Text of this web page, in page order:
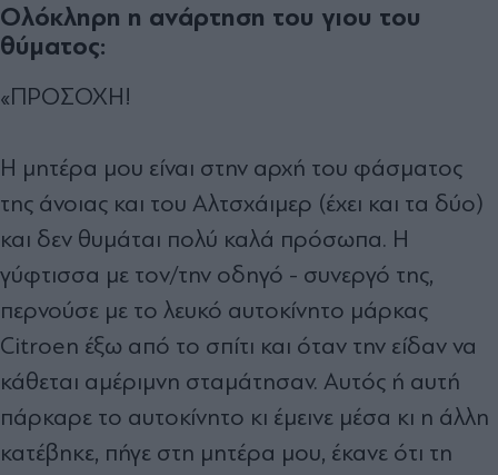
Ολόκληρη η ανάρτηση του γιου του
θύματος:
«ΠΡΟΣΟΧΗ!
Η μητέρα μου είναι στην αρχή του φάσματος
της άνοιας και του Αλτσχάιμερ (έχει και τα δύο)
και δεν θυμάται πολύ καλά πρόσωπα. Η
γύφτισσα με τον/την οδηγό - συνεργό της,
περνούσε με το λευκό αυτοκίνητο μάρκας
Citroen έξω από το σπίτι και όταν την είδαν να
κάθεται αμέριμνη σταμάτησαν. Αυτός ή αυτή
πάρκαρε το αυτοκίνητο κι έμεινε μέσα κι η άλλη
κατέβηκε, πήγε στη μητέρα μου, έκανε ότι τη